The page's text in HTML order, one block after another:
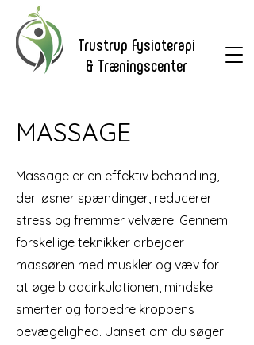
Trustrup Fysioterapi
& Træningscenter
MASSAGE
Massage er en effektiv behandling,
der løsner spændinger, reducerer
stress og fremmer velvære. Gennem
forskellige teknikker arbejder
massøren med muskler og væv for
at øge blodcirkulationen, mindske
smerter og forbedre kroppens
bevægelighed. Uanset om du søger